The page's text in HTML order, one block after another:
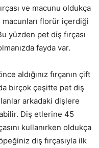
ve macunu oldukça
macunları florür içerdiği
yüzden pet diş fırçası
fayda var.
aldığınız fırçanın çift
birçok çeşitte pet diş
arkadaki dişlere
Diş etlerine 45
kullanırken oldukça
diş fırçasıyla ilk